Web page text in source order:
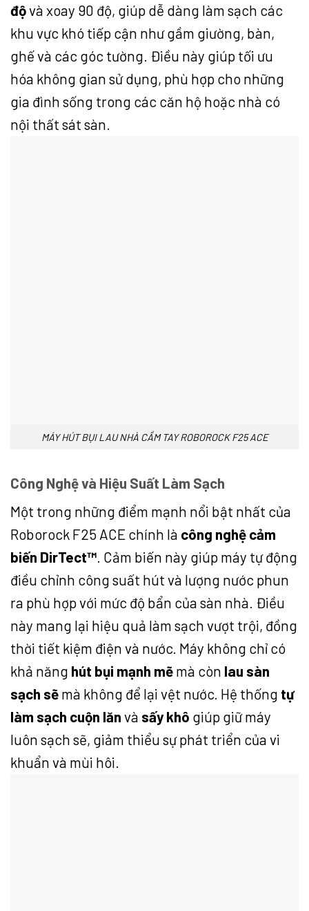
độvà xoay 90 độ, giúp dễ dàng làm sạch các
khu vực khó tiếp cận như gầm giường, bàn,
ghế và các góc tường. Điều này giúp tối ưu
hóa không gian sử dụng, phù hợp cho những
gia đình sống trong các căn hộ hoặc nhà có
nội thất sát sàn.
MÁY HÚT BỤI LAU NHÀ CẦM TAY ROBOROCK F25 ACE
Công Nghệ và Hiệu Suất Làm Sạch
Một trong những điểm mạnh nổi bật nhất của
Roborock F25 ACE chính là công nghệ cảm
biến DirTect™ . Cảm biến này giúp máy tự động
điều chỉnh công suất hút và lượng nước phun
ra phù hợp với mức độ bẩn của sàn nhà. Điều
này mang lại hiệu quả làm sạch vượt trội, đồng
thời tiết kiệm điện và nước. Máy không chỉ có
khả năng hút bụi mạnh mẽ mà còn lau sàn
sạch sẽ mà không để lại vệt nước. Hệ thống tự
làm sạch cuộn lăn và sấy khô giúp giữ máy
luôn sạch sẽ, giảm thiểu sự phát triển của vi
khuẩn và mùi hôi.